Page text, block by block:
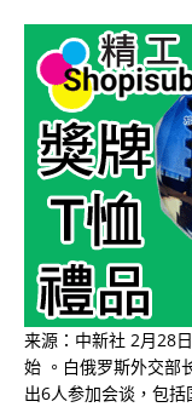
来源：中新社 2月28
始 。白俄罗斯外交部
出6人参加会谈，包